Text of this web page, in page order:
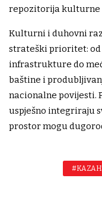
repozitorija kulturne
Kulturni i duhovni
strateški prioritet:
infrastrukture do
baštine i
nacionalne povijesti.
uspješno integriraju
prostor mogu